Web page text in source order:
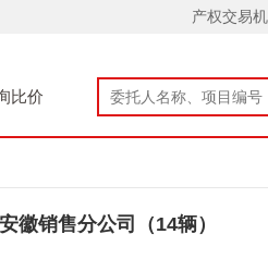
产权交易
比价
徽销售分公司（14辆）